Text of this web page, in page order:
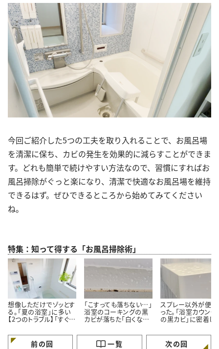
今回ご紹介した5つの工夫を取り入れることで、お風呂場
を清潔に保ち、カビの発生を効果的に減らすことができま
す。どれも簡単で続けやすい方法なので、習慣にすればお
風呂掃除がぐっと楽になり、清潔で快適なお風呂場を維持
できるはず。ぜひできるところから始めてみてください
ね。
特集：知って得する「お風呂掃除術」
想像しただけでゾッとす
る。「夏の浴室」に多い
【2つのトラブル】「すぐ対
「こすっても落ちない…」
浴室のコーキングの黒
カビが落ちた「白くなっ
掃除術】
スプレー以外が便
った。「浴室カウンタ
の黒カビ」に密着し
掃除術】
前の回 一覧 次の回